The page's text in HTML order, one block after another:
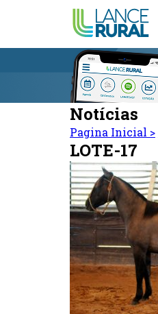
Notícias
Pagina Inicial >
LOTE-17